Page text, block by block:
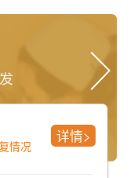
精神分析
洞见与自我